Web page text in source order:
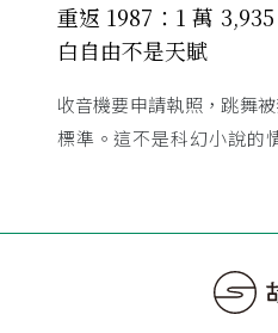
重返 1987：1 萬
白自由不是天賦
收音機要申請執照，跳舞
標準。這不是科幻小說的